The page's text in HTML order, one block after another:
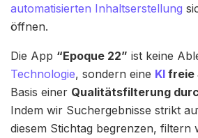
automatisierten Inhaltserstellung
öffnen.
Die App “Epoque 22” ist keine
Technologie, sondern eine KI freie
Basis einer Qualitätsfilterung
Indem wir Suchergebnisse strikt
diesem Stichtag begrenzen, filtern